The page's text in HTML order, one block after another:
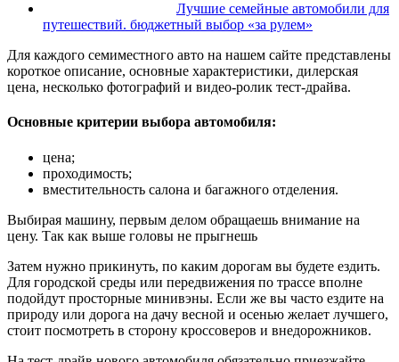
Лучшие семейные автомобили для
путешествий. бюджетный выбор «за рулем»
Для каждого семиместного авто на нашем сайте представлены
короткое описание, основные характеристики, дилерская
цена, несколько фотографий и видео-ролик тест-драйва.
Основные критерии выбора автомобиля:
цена;
проходимость;
вместительность салона и багажного отделения.
Выбирая машину, первым делом обращаешь внимание на
цену. Так как выше головы не прыгнешь
Затем нужно прикинуть, по каким дорогам вы будете ездить.
Для городской среды или передвижения по трассе вполне
подойдут просторные минивэны. Если же вы часто ездите на
природу или дорога на дачу весной и осенью желает лучшего,
стоит посмотреть в сторону кроссоверов и внедорожников.